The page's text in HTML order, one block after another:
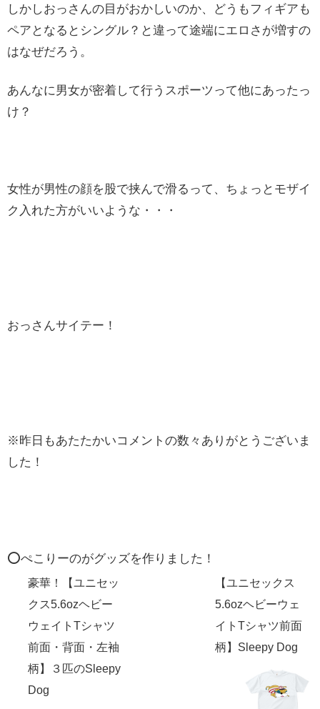
しかしおっさんの目がおかしいのか、どうもフィギアも
ペアとなるとシングル？と違って途端にエロさが増すの
はなぜだろう。
あんなに男女が密着して行うスポーツって他にあったっ
け？
女性が男性の顔を股で挟んで滑るって、ちょっとモザイ
ク入れた方がいいような・・・
おっさんサイテー！
※昨日もあたたかいコメントの数々ありがとうございま
した！
⭕️ぺこりーのがグッズを作りました！
豪華！【ユニセッ
クス5.6ozヘビー
ウェイトTシャツ
前面・背面・左袖
柄】３匹のSleepy
Dog
【ユニセックス
5.6ozヘビーウェ
イトTシャツ前面
柄】Sleepy Dog